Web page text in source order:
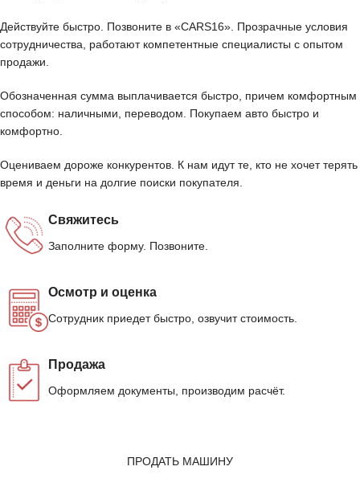
Действуйте быстро. Позвоните в «CARS16». Прозрачные условия
сотрудничества, работают компетентные специалисты с опытом
продажи.
Обозначенная сумма выплачивается быстро, причем комфортным
способом: наличными, переводом. Покупаем авто быстро и
комфортно.
Оцениваем дороже конкурентов. К нам идут те, кто не хочет терять
время и деньги на долгие поиски покупателя.
Свяжитесь
Заполните форму. Позвоните.
Осмотр и оценка
Сотрудник приедет быстро, озвучит стоимость.
Продажа
Оформляем документы, производим расчёт.
ПРОДАТЬ МАШИНУ